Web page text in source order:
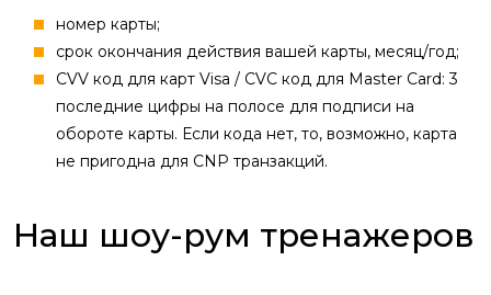
номер карты;
cрок окончания действия вашей карты, месяц/год;
CVV код для карт Visa / CVC код для Master Card: 3
последние цифры на полосе для подписи на
обороте карты. Если кода нет, то, возможно, карта
не пригодна для CNP транзакций.
Наш шоу-рум тренажеров